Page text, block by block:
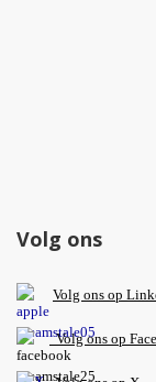
Volg ons
Volg ons op L
Volg ons op